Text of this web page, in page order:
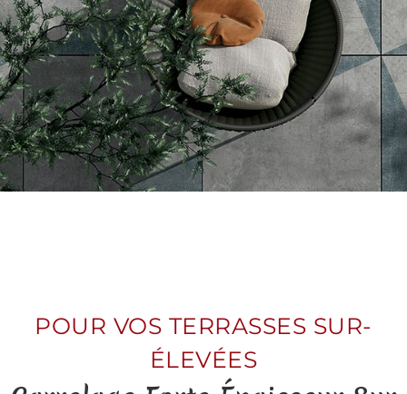
POUR VOS TERRASSES SUR-
ÉLEVÉES